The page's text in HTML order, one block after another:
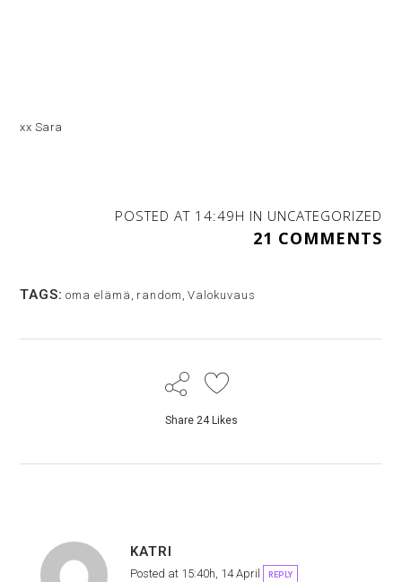
xx Sara
POSTED AT 14:49H IN UNCATEGORIZED
21 COMMENTS
TAGS: oma elämä , random ,Valokuvaus
Share 24Likes
KATRI
Posted at 15:40h, 14 April REPLY